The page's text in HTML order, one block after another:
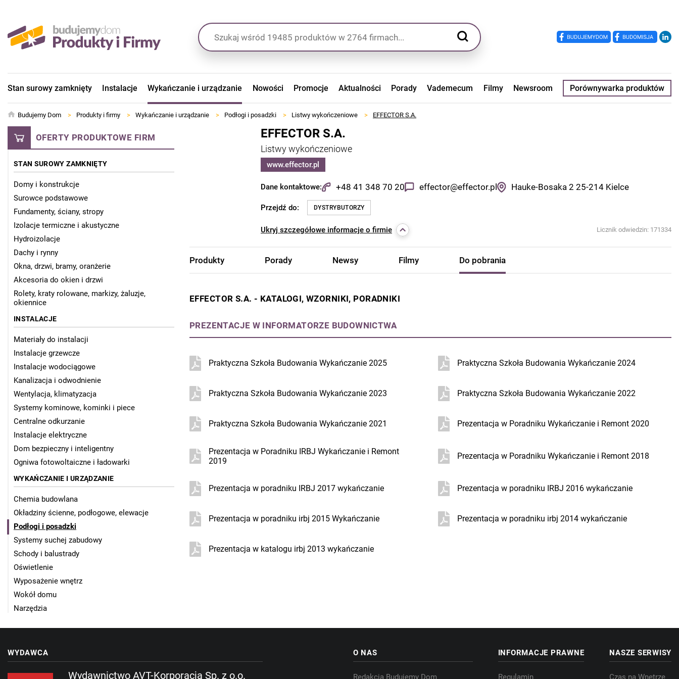
Stan surowy zamknięty Instalacje Wykańczanie i urządzanie Nowości Promocje Aktualności Porady Vademecum Filmy Newsroom Porównywarka produktów
Budujemy Dom > Produkty i firmy > Wykańczanie i urządzanie > Podłogi i posadzki > Listwy wykończeniowe > EFFECTOR S.A.
OFERTY PRODUKTOWE FIRM
STAN SUROWY ZAMKNIĘTY
Domy i konstrukcje
Surowce podstawowe
Fundamenty, ściany, stropy
Izolacje termiczne i akustyczne
Hydroizolacje
Dachy i rynny
Okna, drzwi, bramy, oranżerie
Akcesoria do okien i drzwi
Rolety, kraty rolowane, markizy, żaluzje,
okiennice
INSTALACJE
Materiały do instalacji
Instalacje grzewcze
Instalacje wodociągowe
Kanalizacja i odwodnienie
Wentylacja, klimatyzacja
Systemy kominowe, kominki i piece
Centralne odkurzanie
Instalacje elektryczne
Dom bezpieczny i inteligentny
Ogniwa fotowoltaiczne i ładowarki
WYKAŃCZANIE I URZĄDZANIE
Chemia budowlana
Okładziny ścienne, podłogowe, elewacje
Podłogi i posadzki
Systemy suchej zabudowy
Schody i balustrady
Oświetlenie
Wyposażenie wnętrz
Wokół domu
Narzędzia
EFFECTOR S.A.
Listwy wykończeniowe
www.effector.pl
Dane kontaktowe: +48 41 348 70 20 effector@effector.pl Hauke-Bosaka 2 25-214 Kielce
Przejdź do: DYSTRYBUTORZY
Ukryj szczegółowe informacje o firmie Licznik odwiedzin: 171334
Produkty Porady Newsy Filmy Do pobrania
EFFECTOR S.A. - KATALOGI, WZORNIKI, PORADNIKI
PREZENTACJE W INFORMATORZE BUDOWNICTWA
Praktyczna Szkoła Budowania Wykańczanie 2025 Praktyczna Szkoła Budowania Wykańczanie 2024
Praktyczna Szkoła Budowania Wykańczanie 2023 Praktyczna Szkoła Budowania Wykańczanie 2022
Praktyczna Szkoła Budowania Wykańczanie 2021 Prezentacja w Poradniku Wykańczanie i Remont 2020
Prezentacja w Poradniku IRBJ Wykańczanie i Remont
2019
Prezentacja w Poradniku Wykańczanie i Remont 2018
Prezentacja w poradniku IRBJ 2017 wykańczanie Prezentacja w poradniku IRBJ 2016 wykańczanie
Prezentacja w poradniku irbj 2015 Wykańczanie Prezentacja w poradniku irbj 2014 wykańczanie
Prezentacja w katalogu irbj 2013 wykańczanie
WYDAWCA
Wydawnictwo AVT-Korporacja Sp. z o.o.
O NAS
Redakcja Budujemy Dom
INFORMACJE PRAWNE
Regulamin
NASZE SERWISY
Czas na Wnętrze